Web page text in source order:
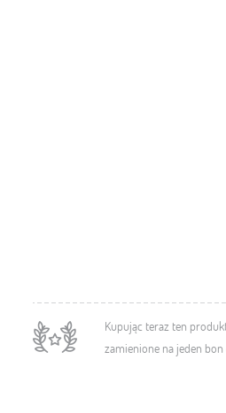
Kupując teraz ten
zamienione na jeden